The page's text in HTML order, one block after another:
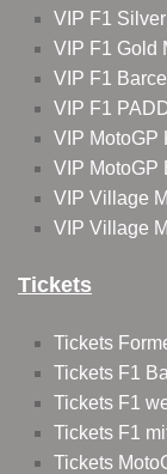
VIP F1
VIP F1 Gold
VIP F1
VIP F1
VIP MotoGP
VIP MotoGP
VIP Village
VIP Village
Tickets
Tickets
Tickets F1
Tickets F1
Tickets F1
Tickets